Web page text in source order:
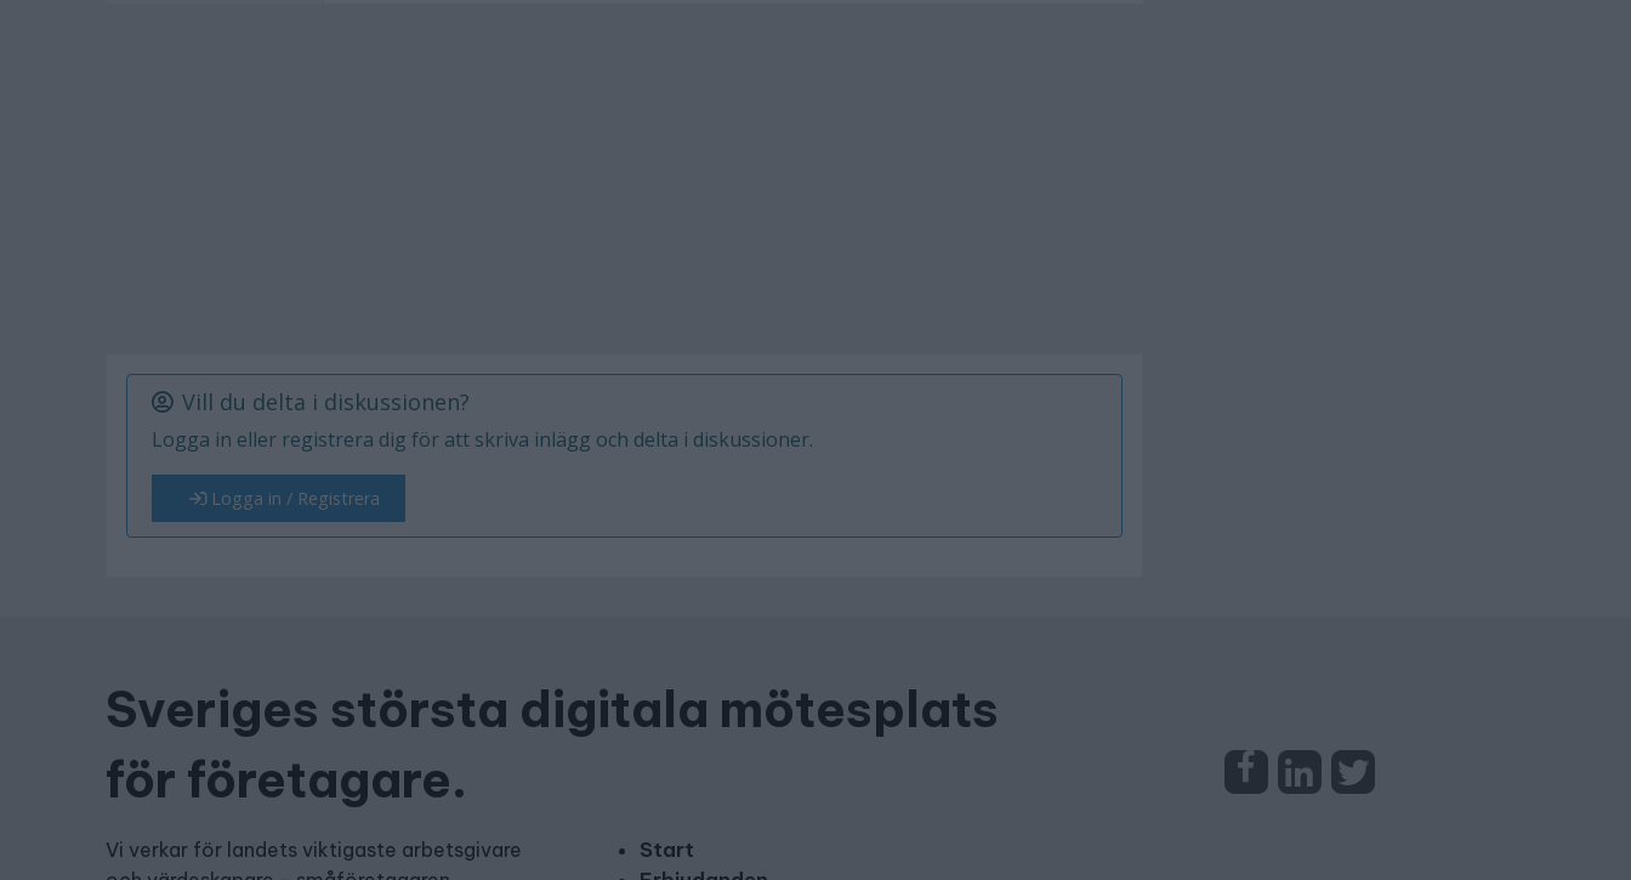
Vill du delta i diskussionen?
Logga in eller registrera dig för att skriva inlägg och delta i diskussioner.
Logga in / Registrera
Sveriges största digitala mötesplats
för företagare.
Vi verkar för landets viktigaste arbetsgivare
Start